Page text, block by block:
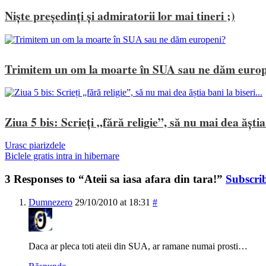
Niște președinți și admiratorii lor mai tineri ;)
Trimitem un om la moarte în SUA sau ne dăm
Ziua 5 bis: Scrieți „fără religie”, să nu mai dea
Urasc piarizdele
Biclele gratis intra in hibernare
3 Responses to “Ateii sa iasa afara din tara!”
Dumnezero 29/10/2010 at 18:31 #
Daca ar pleca toti ateii din SUA, ar ramane numai prosti…